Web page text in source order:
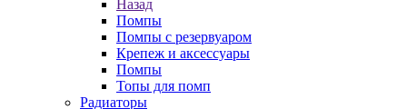
Назад
Помпы
Помпы с резервуаром
Крепеж и аксессуары
Помпы
Топы для помп
Радиаторы